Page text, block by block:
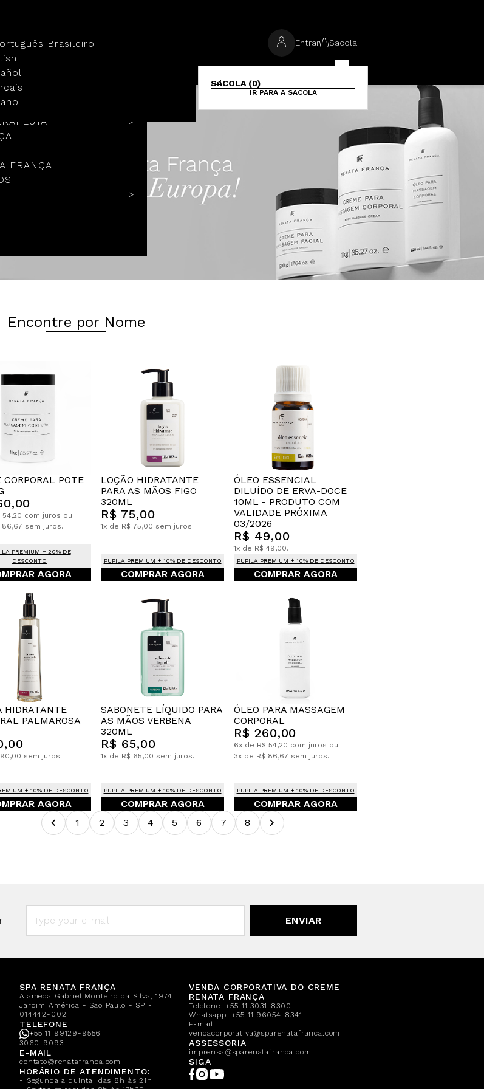
FRANÇA
Brasileiro
Entrar Sacola
SACOLA (0)
IR PARA A SACOLA
Encontre por Nome
CORPORAL POTE
54,20 com juros ou
86,67 sem juros.
PREMIUM + 20% DE
DESCONTO
AGORA
LOÇÃO HIDRATANTE
PARA AS MÃOS FIGO
320ML
R$ 75,00
1x de R$ 75,00 sem juros.
PUPILA PREMIUM + 10% DE DESCONTO
COMPRAR AGORA
ÓLEO ESSENCIAL
DILUÍDO DE ERVA-DOCE
10ML - PRODUTO COM
VALIDADE PRÓXIMA
03/2026
R$ 49,00
1x de R$ 49,00.
PUPILA PREMIUM + 10% DE DESCONTO
COMPRAR AGORA
HIDRATANTE
PALMAROSA
90,00 sem juros.
+ 10% DE DESCONTO
AGORA
SABONETE LÍQUIDO PARA
AS MÃOS VERBENA
320ML
R$ 65,00
1x de R$ 65,00 sem juros.
PUPILA PREMIUM + 10% DE DESCONTO
COMPRAR AGORA
ÓLEO PARA MASSAGEM
CORPORAL
R$ 260,00
6x de R$ 54,20 com juros ou
3x de R$ 86,67 sem juros.
PUPILA PREMIUM + 10% DE DESCONTO
COMPRAR AGORA
1
2 3 4 5 6 7 8
ENVIAR
SPA RENATA FRANÇA
Alameda Gabriel Monteiro da Silva, 1974
Jardim América - São Paulo - SP -
014442-002
TELEFONE
+55 11 99129-9556
3060-9093
E-MAIL
contato@renatafranca.com
HORÁRIO DE ATENDIMENTO:
- Segunda a quinta: das 8h às 21h
VENDA CORPORATIVA DO CREME
RENATA FRANÇA
Telefone:+55 11 3031-8300
Whatsapp:+55 11 96054-8341
E-mail:
vendacorporativa@sparenatafranca.com
ASSESSORIA
imprensa@sparenatafranca.com
SIGA